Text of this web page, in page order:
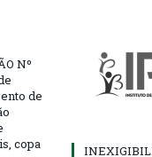
Nº
de
copa